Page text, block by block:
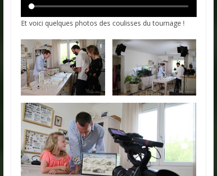
Et voici quelques photos des coulisses du tournage !